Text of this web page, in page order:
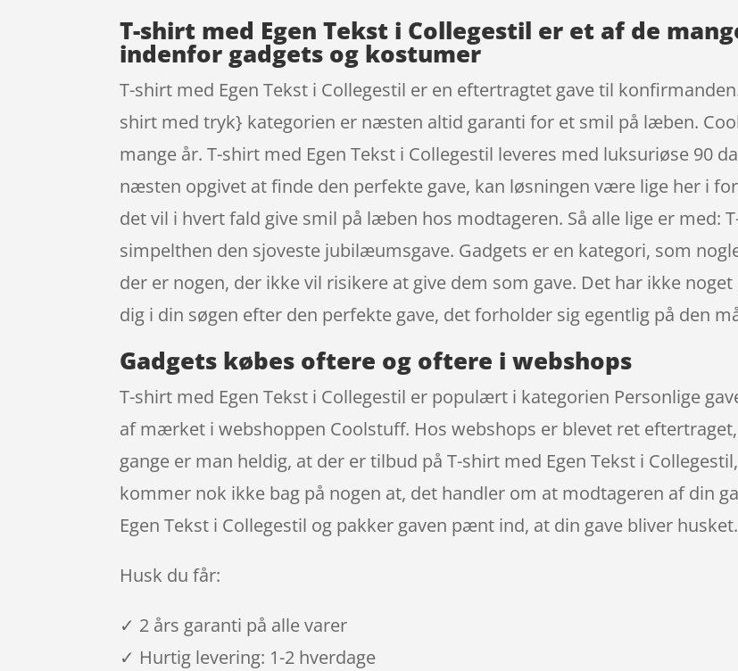
T-shirt med Egen Tekst i Collegestil er et af de
indenfor gadgets og kostumer
T-shirt med Egen Tekst i Collegestil er en eftertragtet gave til
shirt med tryk} kategorien er næsten altid garanti for et smil på læben.
mange år. T-shirt med Egen Tekst i Collegestil leveres med luksuriøse 90
næsten opgivet at finde den perfekte gave, kan løsningen være lige her i
det vil i hvert fald give smil på læben hos modtageren. Så alle lige er med:
simpelthen den sjoveste jubilæumsgave. Gadgets er en kategori, som
der er nogen, der ikke vil risikere at give dem som gave. Det har ikke
dig i din søgen efter den perfekte gave, det forholder sig egentlig på den
Gadgets købes oftere og oftere i webshops
T-shirt med Egen Tekst i Collegestil er populært i kategorien Personlige
af mærket i webshoppen Coolstuff. Hos webshops er blevet ret
gange er man heldig, at der er tilbud på T-shirt med Egen Tekst i
kommer nok ikke bag på nogen at, det handler om at modtageren af din
Egen Tekst i Collegestil og pakker gaven pænt ind, at din gave bliver husket.
Husk du får:
✓ 2 års garanti på alle varer
✓ Hurtig levering: 1-2 hverdage